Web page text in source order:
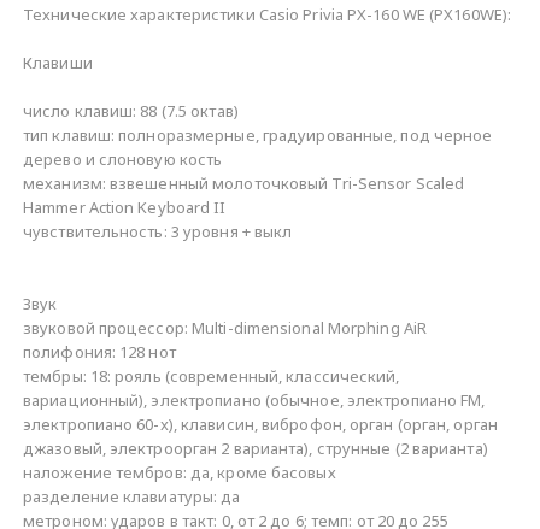
Технические характеристики Casio Privia PX-160 WE (PX160WE):
Клавиши
число клавиш: 88 (7.5 октав)
тип клавиш: полноразмерные, градуированные, под черное
дерево и слоновую кость
механизм: взвешенный молоточковый Tri-Sensor Scaled
Hammer Action Keyboard II
чувствительность: 3 уровня + выкл
Звук
звуковой процессор: Multi-dimensional Morphing AiR
полифония: 128 нот
тембры: 18: рояль (современный, классический,
вариационный), электропиано (обычное, электропиано FM,
электропиано 60-x), клависин, виброфон, орган (орган, орган
джазовый, электроорган 2 варианта), струнные (2 варианта)
наложение тембров: да, кроме басовых
разделение клавиатуры: да
метроном: ударов в такт: 0, от 2 до 6; темп: от 20 до 255